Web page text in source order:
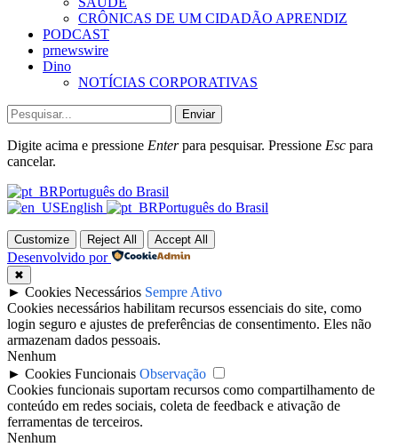
CRÔNICAS DE UM CIDADÃO APRENDIZ
PODCAST
prnewswire
Dino
NOTÍCIAS CORPORATIVAS
Enviar
Digite acima e pressione Enterpara pesquisar. Pressione Esc para
cancelar.
Português do Brasil
English
Português do Brasil
Customize Reject All Accept All
Desenvolvido por
✖
► Cookies Necessários Sempre Ativo
Cookies necessários habilitam recursos essenciais do site, como
login seguro e ajustes de preferências de consentimento. Eles não
armazenam dados pessoais.
Nenhum
► Cookies Funcionais Observação
Cookies funcionais suportam recursos como compartilhamento de
conteúdo em redes sociais, coleta de feedback e ativação de
ferramentas de terceiros.
Nenhum